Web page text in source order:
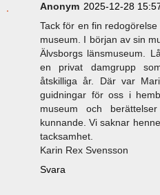
Anonym 2025-12-28
Tack för en fin
museum. I början av sin
Älvsborgs länsmuseum.
en privat damgrupp
åtskilliga år. Där var
guidningar för oss i
museum och
kunnande. Vi saknar
tacksamhet.
Karin Rex Svensson
Svara